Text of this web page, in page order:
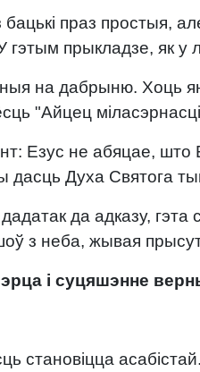
праз простыя,
гэтым прыкладзе, як
на дабрыню. Хоць
"Айцец
Езус не абяцае,
Духа Святога
да адказу,
з неба, жывая
і суцяшэнне
становіцца